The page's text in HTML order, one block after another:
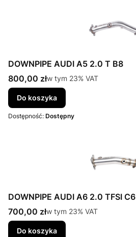
DOWNPIPE AUDI A5 2.0 T B8
Cena brutto
800,00 złw tym %s VAT
w tym 23% VAT
Do koszyka
Dostępność: Dostępny
DOWNPIPE AUDI A6 2.0 TFSI C6
Cena brutto
700,00 złw tym %s VAT
w tym 23% VAT
Do koszyka